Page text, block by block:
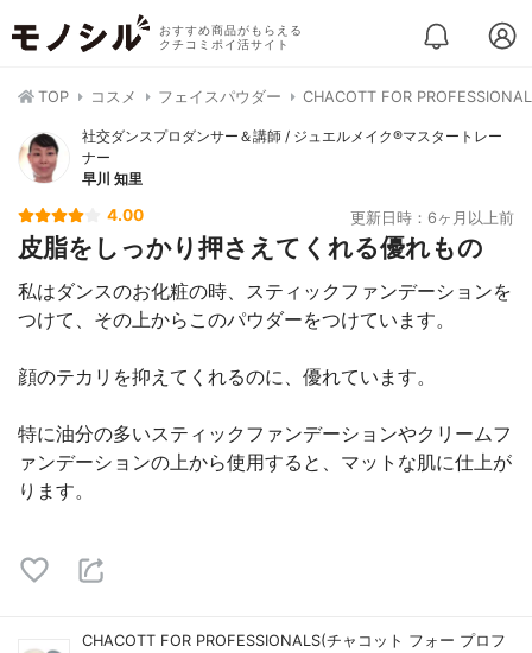
おすすめ商品がもらえる
クチコミポイ活サイト
TOP コスメ フェイスパウダー CHACOTT FOR
社交ダンスプロダンサー＆講師 / ジュエルメイク®マスタートレー
ナー
早川 知里
4.00 更新日時：6ヶ月以上前
皮脂をしっかり押さえてくれる優れもの
私はダンスのお化粧の時、スティックファンデーションを
つけて、その上からこのパウダーをつけています。
顔のテカリを抑えてくれるのに、優れています。
特に油分の多いスティックファンデーションやクリームフ
ァンデーションの上から使用すると、マットな肌に仕上が
ります。
CHACOTT FOR PROFESSIONALS(チャコット フォー プロフ